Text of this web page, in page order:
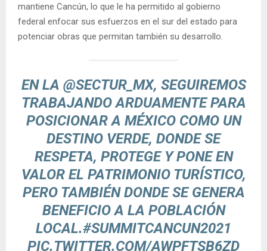
mantiene Cancún, lo que le ha permitido al gobierno
federal enfocar sus esfuerzos en el sur del estado para
potenciar obras que permitan también su desarrollo.
EN LA @SECTUR_MX, SEGUIREMOS
TRABAJANDO ARDUAMENTE PARA
POSICIONAR A MÉXICO COMO UN
DESTINO VERDE, DONDE SE
RESPETA, PROTEGE Y PONE EN
VALOR EL PATRIMONIO TURÍSTICO,
PERO TAMBIÉN DONDE SE GENERA
BENEFICIO A LA POBLACIÓN
LOCAL.#SUMMITCANCUN2021
PIC.TWITTER.COM/AWPFTSB6ZD